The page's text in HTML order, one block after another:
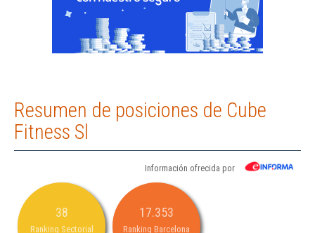
Resumen de posiciones de Cube
Fitness Sl
Información ofrecida por
38
Ranking Sectorial
17.353
Ranking Barcelona